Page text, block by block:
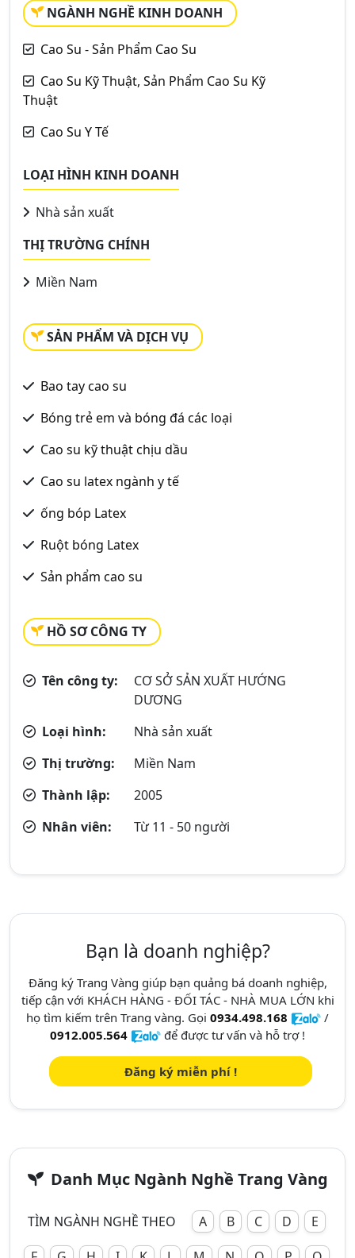
NGÀNH NGHỀ KINH DOANH
Cao Su - Sản Phẩm Cao Su
Cao Su Kỹ Thuật, Sản Phẩm Cao Su Kỹ
Thuật
Cao Su Y Tế
LOẠI HÌNH KINH DOANH
Nhà sản xuất
THỊ TRƯỜNG CHÍNH
Miền Nam
SẢN PHẨM VÀ DỊCH VỤ
Bao tay cao su
Bóng trẻ em và bóng đá các loại
Cao su kỹ thuật chịu dầu
Cao su latex ngành y tế
ống bóp Latex
Ruột bóng Latex
Sản phẩm cao su
HỒ SƠ CÔNG TY
Tên công ty:
CƠ SỞ SẢN XUẤT HƯỚNG
DƯƠNG
Loại hình:
Nhà sản xuất
Thị trường:
Miền Nam
Thành lập:
2005
Nhân viên:
Từ 11 - 50 người
Bạn là doanh nghiệp?
Đăng ký Trang Vàng giúp bạn quảng bá doanh nghiệp,
tiếp cận với KHÁCH HÀNG - ĐỐI TÁC - NHÀ MUA LỚN khi
họ tìm kiếm trên Trang vàng. Gọi 0934.498.168
/
0912.005.564
để được tư vấn và hỗ trợ !
Đăng ký miễn phí !
Danh Mục Ngành Nghề Trang Vàng
TÌM NGÀNH NGHỀ THEO A B C D
E